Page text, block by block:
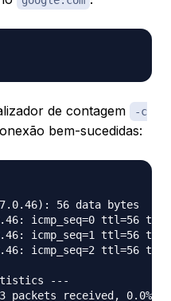
de contagem
-c
bem-sucedidas:
56 data bytes
icmp_seq=0 ttl=56
icmp_seq=1 ttl=56
icmp_seq=2 ttl=56
---
packets received, 0.0%